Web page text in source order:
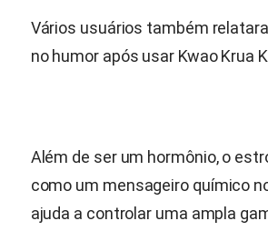
Vários usuários também
no humor após usar Kwao Krua
Além de ser um hormônio, o
como um mensageiro químico
ajuda a controlar uma ampla